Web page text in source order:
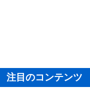
注目のコンテンツ